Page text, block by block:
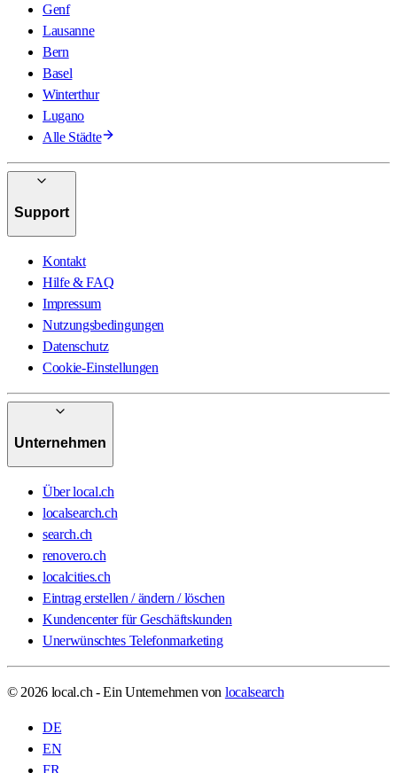
Genf
Lausanne
Bern
Basel
Winterthur
Lugano
Alle Städte
Support
Kontakt
Hilfe & FAQ
Impressum
Nutzungsbedingungen
Datenschutz
Cookie-Einstellungen
Unternehmen
Über local.ch
localsearch.ch
search.ch
renovero.ch
localcities.ch
Eintrag erstellen / ändern / löschen
Kundencenter für Geschäftskunden
Unerwünschtes Telefonmarketing
© 2026 local.ch - Ein Unternehmen von localsearch
DE
EN